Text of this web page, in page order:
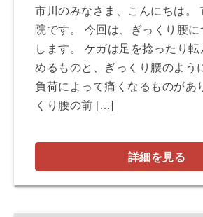
市川のみなさま、こんにちは。
院です。 今回は、ぎっくり腰に
します。 ケガは足を捻ったり
めるものと、ぎっくり腰のよう
負荷によって痛くなるものがあ
くり腰の前 […]
詳細を見る